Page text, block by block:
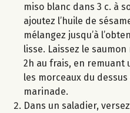
miso blanc dans 3 c. à
ajoutez l’huile de
mélangez jusqu’à
lisse. Laissez le
2h au frais, en remuant
les morceaux du
marinade.
Dans un saladier,